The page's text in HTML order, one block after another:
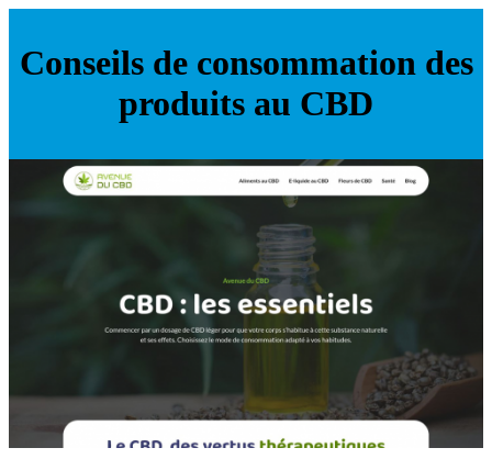
Conseils de consommation des
produits au CBD